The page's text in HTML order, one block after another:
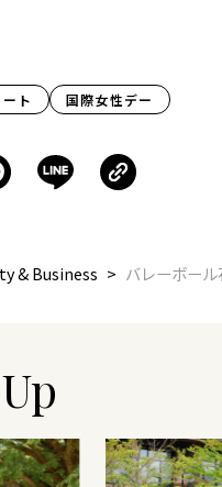
ト 国際女性デー
& Business バレーボー